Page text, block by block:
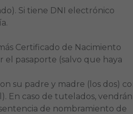
Si tiene DNI electrónico
Certificado de Nacimiento
pasaporte (salvo que haya
su padre y madre (los dos)
En caso de tutelados, vendrán
de nombramiento de